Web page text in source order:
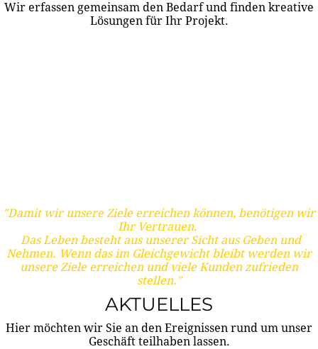
Wir erfassen gemeinsam den Bedarf und finden kreative
Lösungen für Ihr Projekt.
"Damit wir unsere Ziele erreichen können, benötigen wir
Ihr Vertrauen.
Das Leben besteht aus unserer Sicht aus Geben und
Nehmen. Wenn das im Gleichgewicht bleibt werden wir
unsere Ziele erreichen und viele Kunden zufrieden
stellen."
AKTUELLES
Hier möchten wir Sie an den Ereignissen rund um unser
Geschäft teilhaben lassen.